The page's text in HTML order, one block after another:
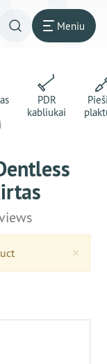
Meniu
PDR
kabliukai
×